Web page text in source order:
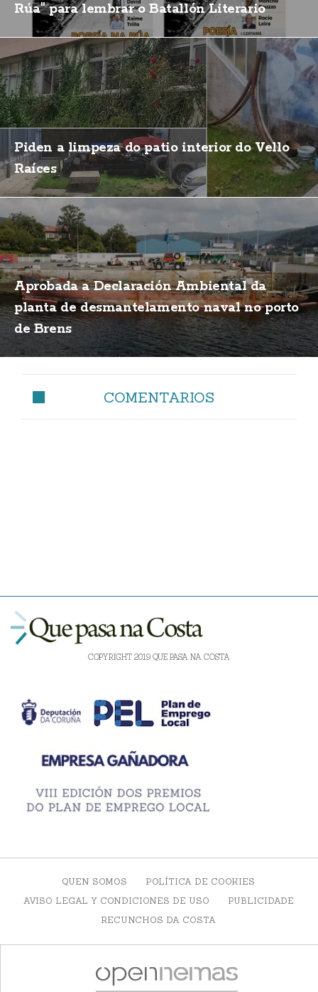
Rúa" para lembrar o Batallón Literario
Piden a limpeza do patio interior do Vello
Raíces
Aprobada a Declaración Ambiental da
planta de desmantelamento naval no porto
de Brens
COMENTARIOS
COPYRIGHT 2019 QUE PASA NA COSTA
QUEN SOMOS
POLÍTICA DE COOKIES
AVISO LEGAL Y CONDICIONES DE USO
PUBLICIDADE
RECUNCHOS DA COSTA